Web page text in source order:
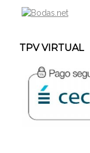
TPV VIRTUAL